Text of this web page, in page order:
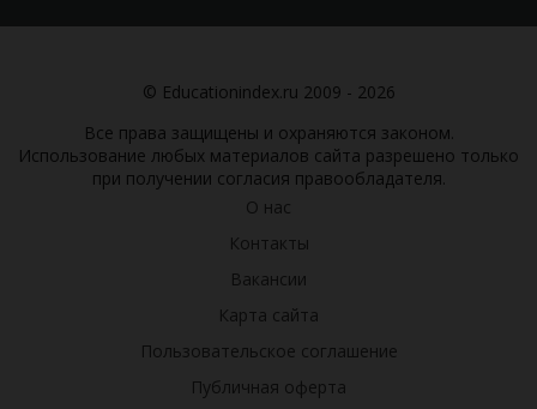
© Educationindex.ru 2009 - 2026
Все права защищены и охраняются законом.
Использование любых материалов сайта разрешено только
при получении согласия правообладателя.
О нас
Контакты
Вакансии
Карта сайта
Пользовательское соглашение
Публичная оферта